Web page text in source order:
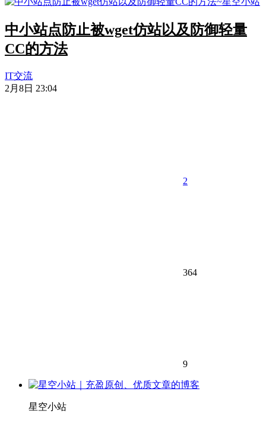
中小站点防止被wget仿站以及防御轻量
CC的方法
IT交流
2月8日 23:04
2
364
9
星空小站